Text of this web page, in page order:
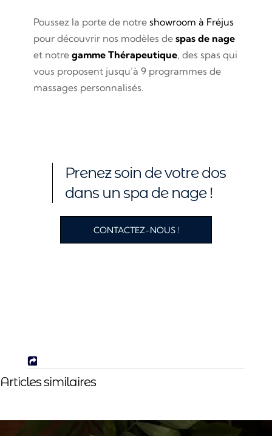
Poussez la porte de notre showroom à Fréjus
pour découvrir nos modèles de spas de nage
et notre gamme Thérapeutique, des spas qui
vous proposent jusqu’à 9 programmes de
massages personnalisés.
Prenez soin de votre dos
dans un spa de nage !
CONTACTEZ-NOUS !
Articles similaires